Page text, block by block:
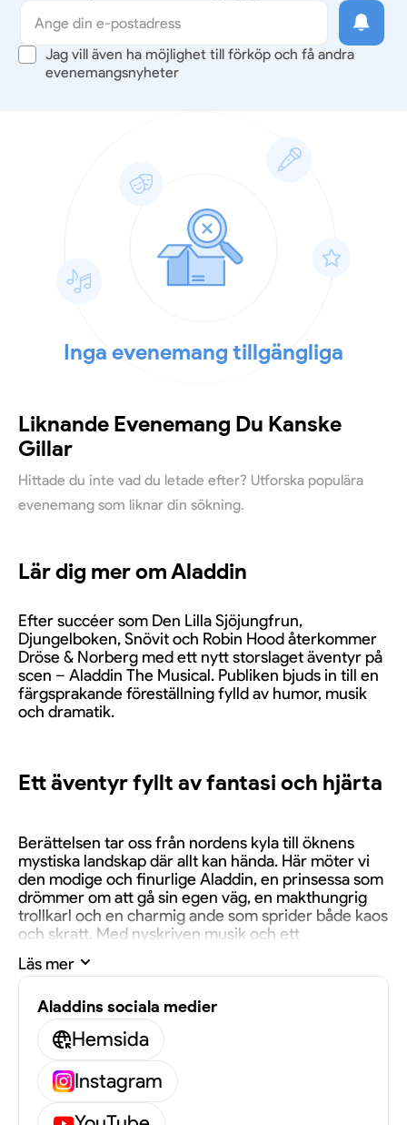
Jag vill även ha möjlighet till förköp och få andra
evenemangsnyheter
Inga evenemang tillgängliga
Liknande Evenemang Du Kanske
Gillar
Hittade du inte vad du letade efter? Utforska populära
evenemang som liknar din sökning.
Lär dig mer om Aladdin
Efter succéer som Den Lilla Sjöjungfrun,
Djungelboken, Snövit och Robin Hood återkommer
Dröse & Norberg med ett nytt storslaget äventyr på
scen – Aladdin The Musical. Publiken bjuds in till en
färgsprakande föreställning fylld av humor, musik
och dramatik.
Ett äventyr fyllt av fantasi och hjärta
Berättelsen tar oss från nordens kyla till öknens
mystiska landskap där allt kan hända. Här möter vi
den modige och finurlige Aladdin, en prinsessa som
drömmer om att gå sin egen väg, en makthungrig
trollkarl och en charmig ande som sprider både kaos
och skratt. Med nyskriven musik och ett
nytt sätt.
Storslagen scenföreställning för alla
åldrar
Läs mer
Aladdins sociala medier
Hemsida
Instagram